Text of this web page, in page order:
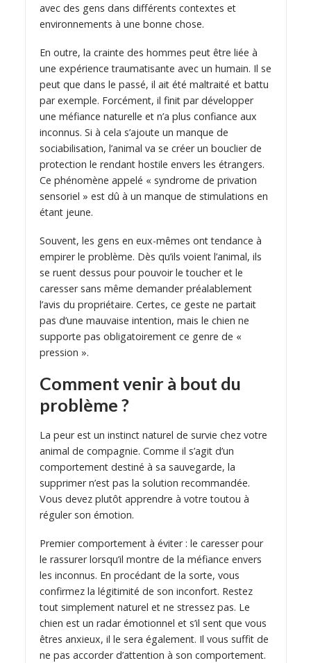
avec des gens dans différents contextes et
environnements à une bonne chose.
En outre, la crainte des hommes peut être liée à
une expérience traumatisante avec un humain. Il se
peut que dans le passé, il ait été maltraité et battu
par exemple. Forcément, il finit par développer
une méfiance naturelle et n’a plus confiance aux
inconnus. Si à cela s’ajoute un manque de
sociabilisation, l’animal va se créer un bouclier de
protection le rendant hostile envers les étrangers.
Ce phénomène appelé « syndrome de privation
sensoriel » est dû à un manque de stimulations en
étant jeune.
Souvent, les gens en eux-mêmes ont tendance à
empirer le problème. Dès qu’ils voient l’animal, ils
se ruent dessus pour pouvoir le toucher et le
caresser sans même demander préalablement
l’avis du propriétaire. Certes, ce geste ne partait
pas d’une mauvaise intention, mais le chien ne
supporte pas obligatoirement ce genre de «
pression ».
Comment venir à bout du
problème ?
La peur est un instinct naturel de survie chez votre
animal de compagnie. Comme il s’agit d’un
comportement destiné à sa sauvegarde, la
supprimer n’est pas la solution recommandée.
Vous devez plutôt apprendre à votre toutou à
réguler son émotion.
Premier comportement à éviter : le caresser pour
le rassurer lorsqu’il montre de la méfiance envers
les inconnus. En procédant de la sorte, vous
confirmez la légitimité de son inconfort. Restez
tout simplement naturel et ne stressez pas. Le
chien est un radar émotionnel et s’il sent que vous
êtres anxieux, il le sera également. Il vous suffit de
ne pas accorder d’attention à son comportement.